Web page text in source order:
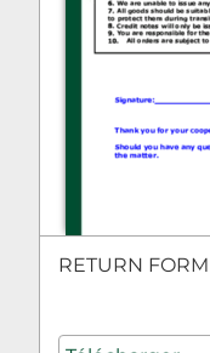
RETURN FORM